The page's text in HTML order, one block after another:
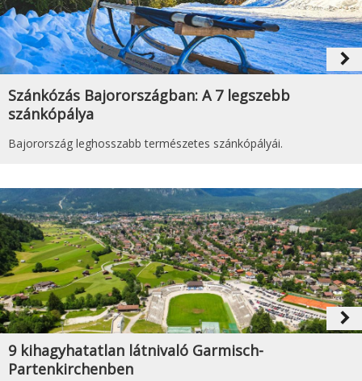
navigate_next
Szánkózás Bajorországban: A 7 legszebb
szánkópálya
Bajorország leghosszabb természetes szánkópályái.
navigate_next
9 kihagyhatatlan látnivaló Garmisch-
Partenkirchenben